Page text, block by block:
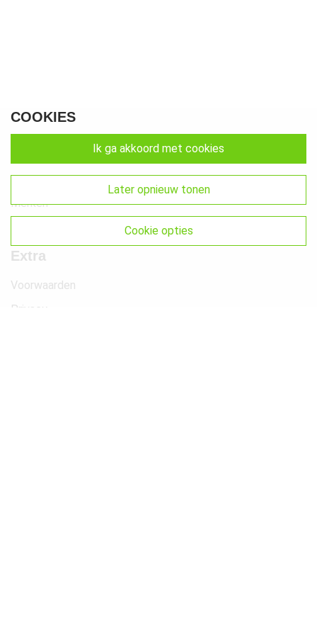
Klantenservice
Merken
Extra
Voorwaarden
Privacy
COOKIES
ik ga akkoord met cookies
later opnieuw tonen
cookie opties